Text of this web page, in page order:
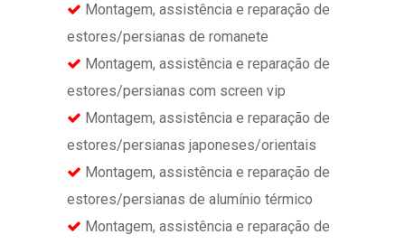
Montagem, assistência e reparação de
estores/persianas de romanete
Montagem, assistência e reparação de
estores/persianas com screen vip
Montagem, assistência e reparação de
estores/persianas japoneses/orientais
Montagem, assistência e reparação de
estores/persianas de alumínio térmico
Montagem, assistência e reparação de